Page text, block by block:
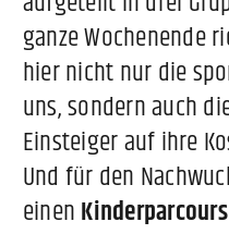
ganze Wochenende
hier nicht nur die
uns, sondern auch
Einsteiger auf ihre
Und für den
einenKinderparcours